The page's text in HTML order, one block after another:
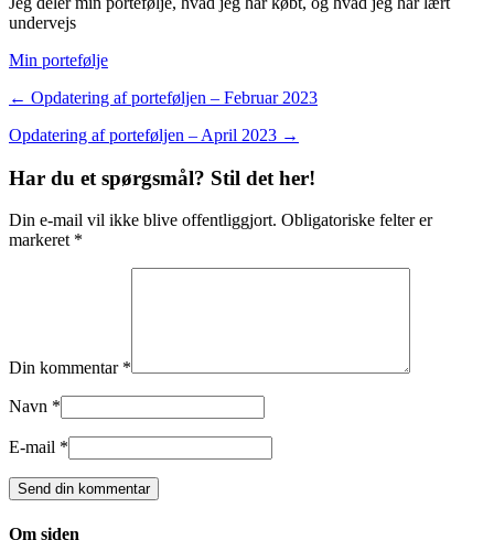
undervejs
Min portefølje
← Opdatering af porteføljen – Februar 2023
Opdatering af porteføljen – April 2023 →
Har du et spørgsmål? Stil det her!
Din e-mail vil ikke blive offentliggjort. Obligatoriske felter er
markeret *
Din kommentar *
Navn *
E-mail *
Om siden